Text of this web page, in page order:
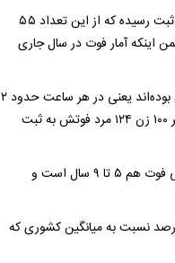
مدیرکل ثبت احوال گیلان همچنین گفت: در ۸ ماهه سال جاری تعداد ۹ هزار و ۹۹۱ فقره فوت در استان به ثبت رسیده که از این تعداد ۵۵
۴۰ درصد هم روستایی بوده‌اند ضمن اینکه آمار فوت در سال جاری
وی ادامه داد: در هر شبانه‌روز تعداد ۴۱ نفر در استان فوت کرده‌اند که از این تعداد ۲۲ نفر مرد و ۱۹ نفر زن بوده‌اند یعنی در هر ساعت حدود ۲
فقره فوت در سطح استان به ثبت رسیده است و نسبت جنسی فوت در استان عدد ۱۲۴ است یعنی در برابر ۱۰۰ زن ۱۲۴ مرد فوتش به ثبت
خندستانی گفت: بیشترین گروه سنی فوت در استان مربوط به گروه سنی ۷۵ تا ۷۹ سال و کمترین گروه سنی فوت هم ۵ تا ۹ سال است و
در استان ۹۹.۵۴ درصد است، گفت: این درصد نسبت به میانگین کشوری که